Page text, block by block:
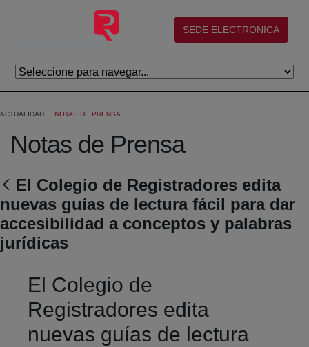
Saltar al contenido principal
(abre en nueva ventana)
SEDE ELECTRONICA
ACTUALIDAD NOTAS DE PRENSA
Notas de Prensa
El Colegio de Registradores edita
nuevas guías de lectura fácil para dar
accesibilidad a conceptos y palabras
jurídicas
El Colegio de
Registradores edita
nuevas guías de lectura